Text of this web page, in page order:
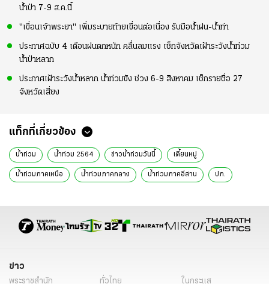
น้ำป่า 7-9 ส.ค.นี้
"เขื่อนเจ้าพระยา" เพิ่มระบายท้ายเขื่อนต่อเนื่อง รับมือน้ำฝน-น้ำท่า
ประกาศฉบับ 4 เตือนฝนตกหนัก คลื่นลมแรง เช็กจังหวัดเฝ้าระวังน้ำท่วม
น้ำป่าหลาก
ประกาศเฝ้าระวังน้ำหลาก น้ำท่วมขัง ช่วง 6-9 สิงหาคม เช็กรายชื่อ 27
จังหวัดเสี่ยง
แท็กที่เกี่ยวข้อง
น้ำท่วม น้ำท่วม 2564 ข่าวน้ำท่วมวันนี้ เตี้ยนหมู่
น้ำท่วมภาคเหนือ น้ำท่วมภาคกลาง น้ำท่วมภาคอีสาน ปภ.
ข่าว
พระราชสำนัก ทั่วไทย
ในกระแส